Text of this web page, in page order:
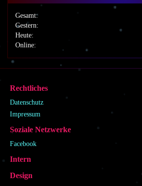
Gesamt:
Gestern:
Heute:
Online:
Rechtliches
Datenschutz
Impressum
Soziale Netzwerke
Facebook
Intern
Design